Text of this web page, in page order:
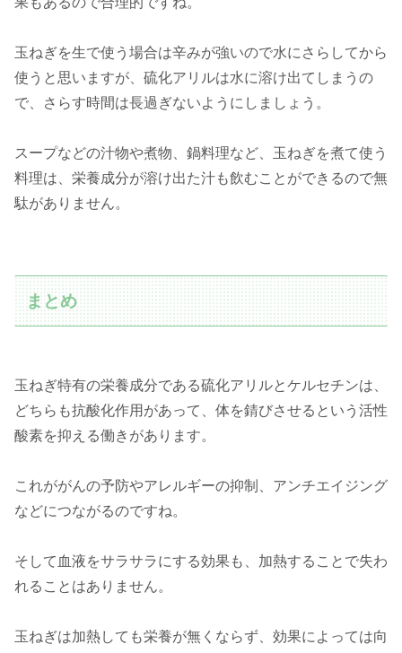
玉ねぎを生で使う場合は辛みが強いので水にさらしてから
使うと思いますが、硫化アリルは水に溶け出てしまうの
で、さらす時間は長過ぎないようにしましょう。
スープなどの汁物や煮物、鍋料理など、玉ねぎを煮て使う
料理は、栄養成分が溶け出た汁も飲むことができるので無
駄がありません。
まとめ
玉ねぎ特有の栄養成分である硫化アリルとケルセチンは、
どちらも抗酸化作用があって、体を錆びさせるという活性
酸素を抑える働きがあります。
これががんの予防やアレルギーの抑制、アンチエイジング
などにつながるのですね。
そして血液をサラサラにする効果も、加熱することで失わ
れることはありません。
玉ねぎは加熱しても栄養が無くならず、効果によっては向